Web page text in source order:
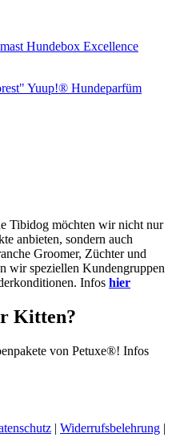
Hundebox Excellence
Yuup!® Hundeparfüm
Tibidog möchten wir nicht nur
anbieten, sondern auch
Groomer, Züchter und
wir speziellen Kundengruppen
Infos hier
Kitten?
von Petuxe®! Infos
| Widerrufsbelehrung |